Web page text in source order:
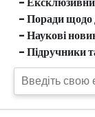
- Поради щодо
- Наукові
- Підручники